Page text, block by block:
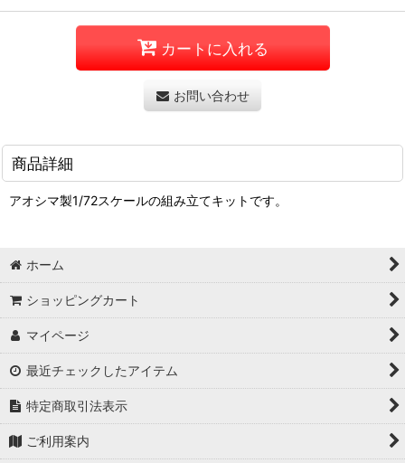
カートに入れる
お問い合わせ
商品詳細
アオシマ製1/72スケールの組み立てキットです。
ホーム
ショッピングカート
マイページ
最近チェックしたアイテム
特定商取引法表示
ご利用案内